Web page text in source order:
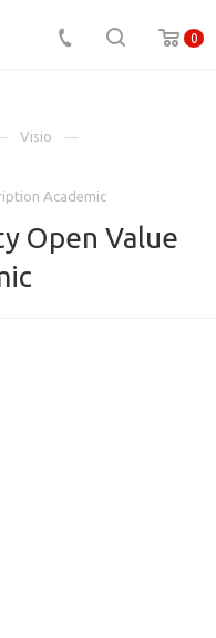
0
Visio
Academic
Open Value